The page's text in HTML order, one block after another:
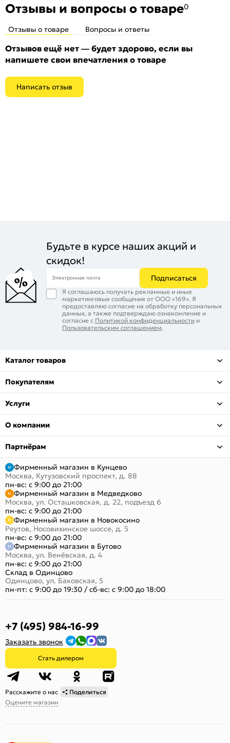
Количество шт. в упаковке:
Отзывы и вопросы о товаре0
Отзывы о товаре Вопросы и ответы
Отзывов ещё нет — будет здорово, если вы
напишете свои впечатления о товаре
Написать отзыв
Будьте в курсе наших акций и
скидок!
Электронная почта Подписаться
Я соглашаюсь получать рекламные и иные
маркетинговые сообщения от ООО «169». Я
предоставляю согласие на обработку персональных
данных, а также подтверждаю ознакомление и
согласие с Политикой конфиденциальности и
Пользовательским соглашением.
Каталог товаров
Покупателям
Услуги
О компании
Партнёрам
Фирменный магазин в Кунцево
Москва, Кутузовский проспект, д. 88
пн-вс: с 9:00 до 21:00
Фирменный магазин в Медведково
Москва, ул. Осташковская, д. 22, подъезд 6
пн-вс: с 9:00 до 21:00
Фирменный магазин в Новокосино
Реутов, Носовихинское шоссе, д. 5
пн-вс: с 9:00 до 21:00
Фирменный магазин в Бутово
Москва, ул. Венёвская, д. 4
пн-вс: с 9:00 до 21:00
Склад в Одинцово
Одинцово, ул. Баковская, 5
пн-пт: с 9:00 до 19:30 /сб-вс: с 9:00 до 18:00
+7 (495) 984-16-99
Заказать звонок
Стать дилером
Расскажите о нас
Поделиться
Оцените магазин